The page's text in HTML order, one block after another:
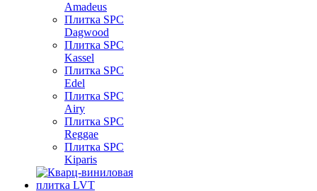
Amadeus
Плитка SPC
Dagwood
Плитка SPC
Kassel
Плитка SPC
Edel
Плитка SPC
Airy
Плитка SPC
Reggae
Плитка SPC
Kiparis